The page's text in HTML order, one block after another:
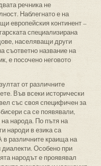
речника не
Наблегнато е на
европейския континент –
специализирана
населяващи други
съответно название на
е посочено неговото
от различните
Във всеки исторически
със своя специфичен за
са се появявали,
народа. По пътя на
народи в езика са
различните краища на
Особено при
народът е проявявал